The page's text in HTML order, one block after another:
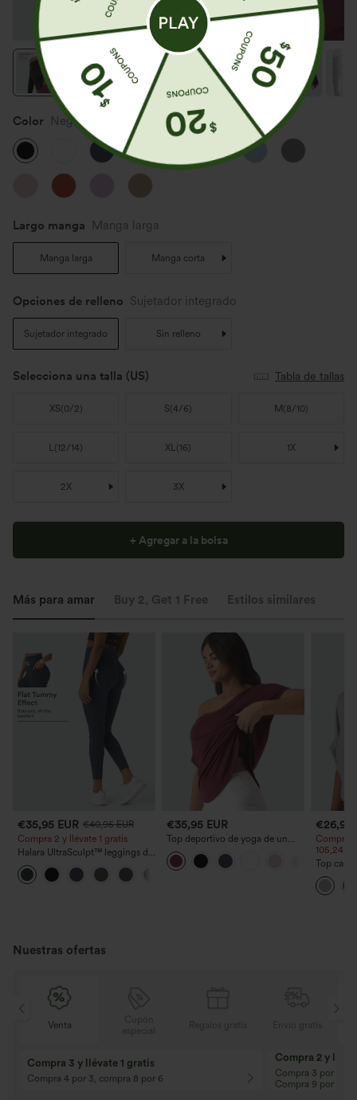
Color Negro
Largo manga Manga larga
Manga larga Manga corta
Opciones de relleno Sujetador integrado
Sujetador integrado Sin relleno
Selecciona una talla (US) Tabla de tallas
XS(0/2) S(4/6) M (8/10)
L(12/14) XL(16) 1X
2X 3X
+ Agregar a la bolsa
Más para amar Buy 2, Get 1 Free Estilos similares
€35,95 EUR €40,95 EUR
Compra 2 y llévate 1 gratis
Halara UltraSculpt™ leggings de
entrenamiento moldeadores de
talle alto con fruncido trasero
que realza los glúteos, control
€35,95 EUR
Top deportivo de yoga de un
solo hombro, manga corta,
dobladillo curvo, corte alto-bajo
(más largo detrás), de secado
€26,95
Compra
105,24 €.
Top
cuello
Nuestras ofertas
Venta
Compra 3 y llévate 1 gratis
Compra 4 por 3, compra 8 por 6
Compra 2 y
Compra 3 por 2,
Compra 9 por 6